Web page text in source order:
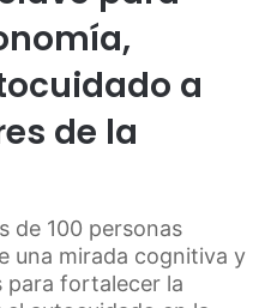
a
de la
de 100 personas
una mirada cognitiva y
para fortalecer la